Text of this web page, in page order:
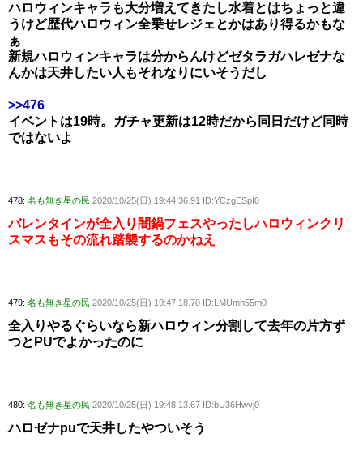
ハロウィンキャラも大分増えてきたし水着とはちょっと違
うけど歴代ハロウィン全乗せレジェとかはあり得るかもな
ぁ
新規ハロウィンキャラは分からんけどゼタラガハレゼナな
んかは天井したい人もそれなりにいそうだし
>>476
イベントは19時。ガチャ更新は12時だから同日だけど同時
ではないよ
478: 名も無き星の民 2020/10/25(日) 19:44:36.91 ID:YCzgESpI0
バレンタインが全入り闇鍋フェスやったしハロウィンクリ
スマスもその流れ踏襲するのかねえ
479: 名も無き星の民 2020/10/25(日) 19:47:18.70 ID:LMUmh55m0
全入りやるぐらいなら新ハロウィン分割して去年の片方ず
つとPUでよかったのに
480: 名も無き星の民 2020/10/25(日) 19:48:13.67 ID:bU36Hwvj0
ハロゼナpuで天井したやついそう